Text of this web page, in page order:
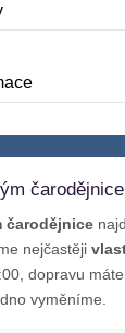
čarodějnice
čarodějnice
nejčastěji
dopravu
vyměníme.